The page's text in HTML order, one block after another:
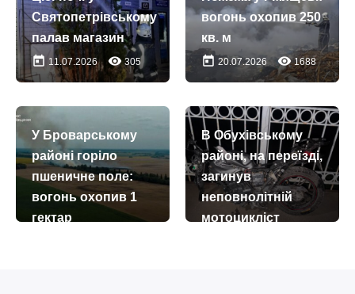
today19.07.2026 remove_red_eye59
Святопетрівському
палав магазин
today 11.07.2026 remove_red_eye 305
вогонь охопив 250
кв. м
today 20.07.2026 remove_red_eye1688
У Броварському
районі горіло
пшеничне поле:
вогонь охопив 1
гектар
В Обухівському
районі, на переїзді,
загинув
неповнолітній
мотоцикліст